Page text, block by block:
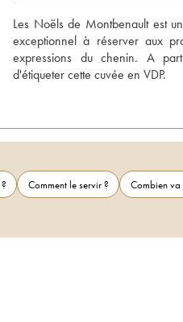
Les Noëls de Montbenault est
exceptionnel à réserver aux
expressions du chenin. A
d'étiqueter cette cuvée en VDP.
Comment le servir ?
Combien